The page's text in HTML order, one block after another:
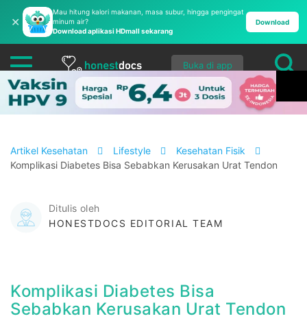
✕
Mau hitung kalori makanan, masa subur, hingga pengingat
minum air?
Download aplikasi HDmall sekarang
Download
Buka di app
Artikel Kesehatan Lifestyle
Kesehatan Fisik
Komplikasi Diabetes Bisa Sebabkan Kerusakan Urat Tendon
Ditulis oleh
HONESTDOCS EDITORIAL TEAM
Komplikasi Diabetes Bisa
Sebabkan Kerusakan Urat Tendon